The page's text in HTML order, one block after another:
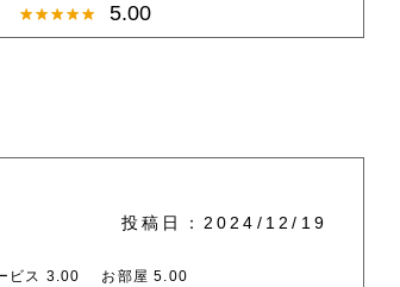
5.00
投稿日：2024/12/19
ビス 3.00 お部屋 5.00